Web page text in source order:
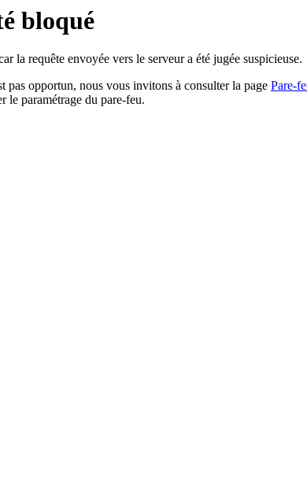
bloqué
la requête envoyée vers le serveur a été jugée suspicieuse.
pas opportun, nous vous invitons à consulter la page Pare-
le paramétrage du pare-feu.